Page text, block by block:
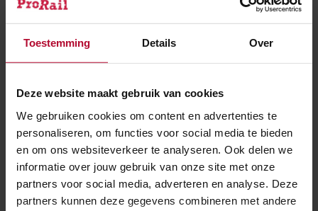
Toestemming Details Over
Deze website maakt gebruik van cookies
We gebruiken cookies om content en advertenties te
personaliseren, om functies voor social media te bieden
en om ons websiteverkeer te analyseren. Ook delen we
informatie over jouw gebruik van onze site met onze
partners voor social media, adverteren en analyse. Deze
partners kunnen deze gegevens combineren met andere
Trekvlietplein)
Afsluiting voor het autoverkeer in
Rijswijkseweg)
20 tot 26 april 2026
Afsluiting voor fietsers richting
Schenkviaduct (omleiding via
overzijde van de weg)
6 tot 13 mei 2026